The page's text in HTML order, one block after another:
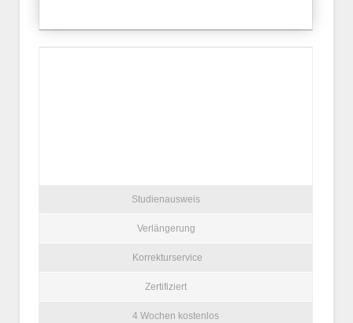
Studienausweis
Verlängerung
Korrekturservice
Zertifiziert
4 Wochen kostenlos